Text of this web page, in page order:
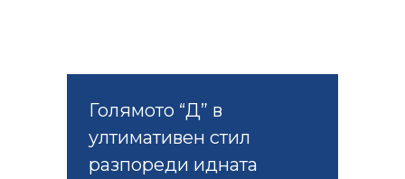
Голямото “Д” в
ултимативен стил
разпореди идната